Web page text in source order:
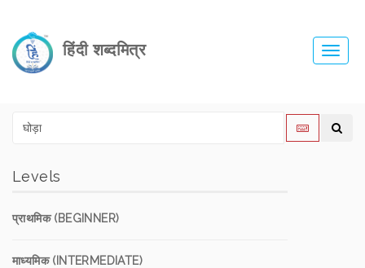
हिंदी शब्दमित्र
Levels
प्राथमिक (BEGINNER)
माध्यमिक (INTERMEDIATE)